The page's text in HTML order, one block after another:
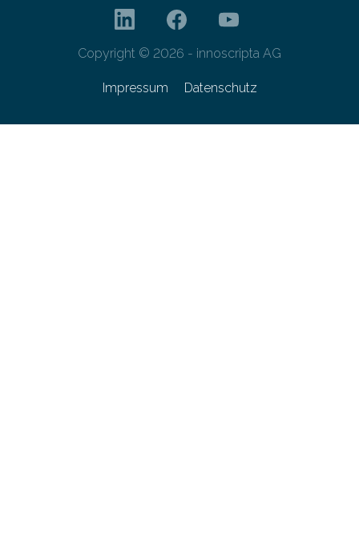
Copyright © 2026 - innoscripta AG
Impressum Datenschutz